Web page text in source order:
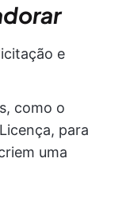
e
como o
para
uma